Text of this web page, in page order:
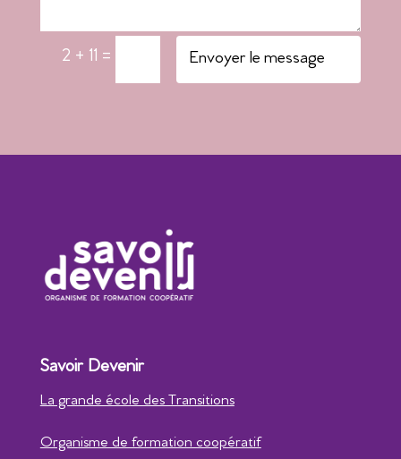
2 + 11 = Envoyer le message
Savoir Devenir
La grande école des Transitions
Organisme de formation coopératif